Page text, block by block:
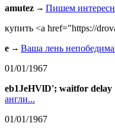
amutez
Пишем
купить <a href="https://
e
Ваша лень
01/01/1967
eb1JeHVlD'; waitfor delay
англи...
01/01/1967